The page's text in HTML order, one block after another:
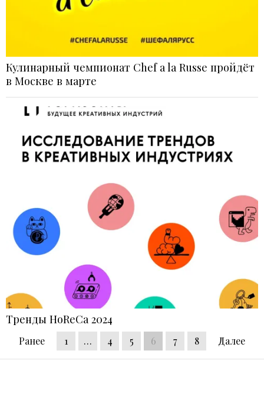
Кулинарный чемпионат Chef a la Russe пройдёт
в Москве в марте
Тренды HoReCa 2024
Ранее 1 … 4 5 6 7 8 Далее